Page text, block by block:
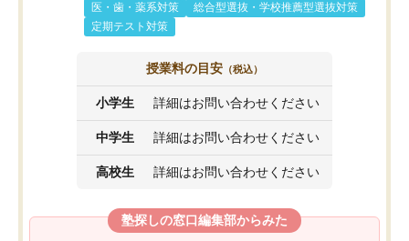
医・歯・薬系対策
総合型選抜・学校推薦型選抜対策
定期テスト対策
授業料の目安 （税込）
小学生 詳細はお問い合わせください
中学生 詳細はお問い合わせください
高校生 詳細はお問い合わせください
塾探しの窓口編集部からみた